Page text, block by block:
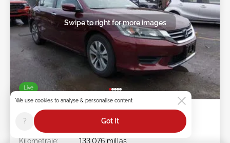
Live
Swipe to right for more images
2014 HONDA Accord 2.4L
45******
Kilometraje:
133,076 millas
We use cookies to analyse & personalise content
? Got It